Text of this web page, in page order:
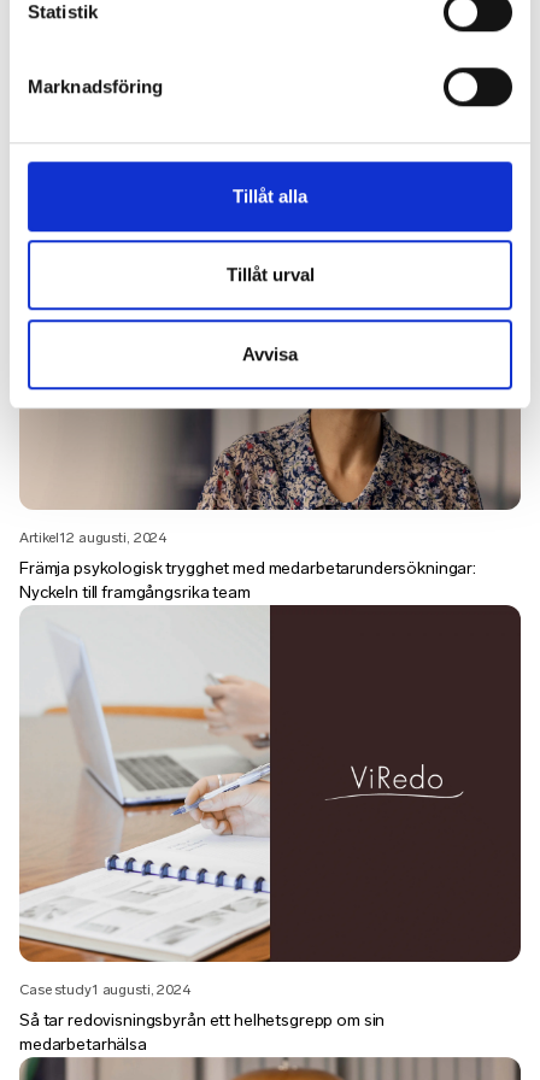
Statistik
Marknadsföring
Tillåt alla
Tillåt urval
Avvisa
Artikel12 augusti, 2024
Främja psykologisk trygghet med medarbetarundersökningar:
Nyckeln till framgångsrika team
Case study1 augusti, 2024
Så tar redovisningsbyrån ett helhetsgrepp om sin
medarbetarhälsa